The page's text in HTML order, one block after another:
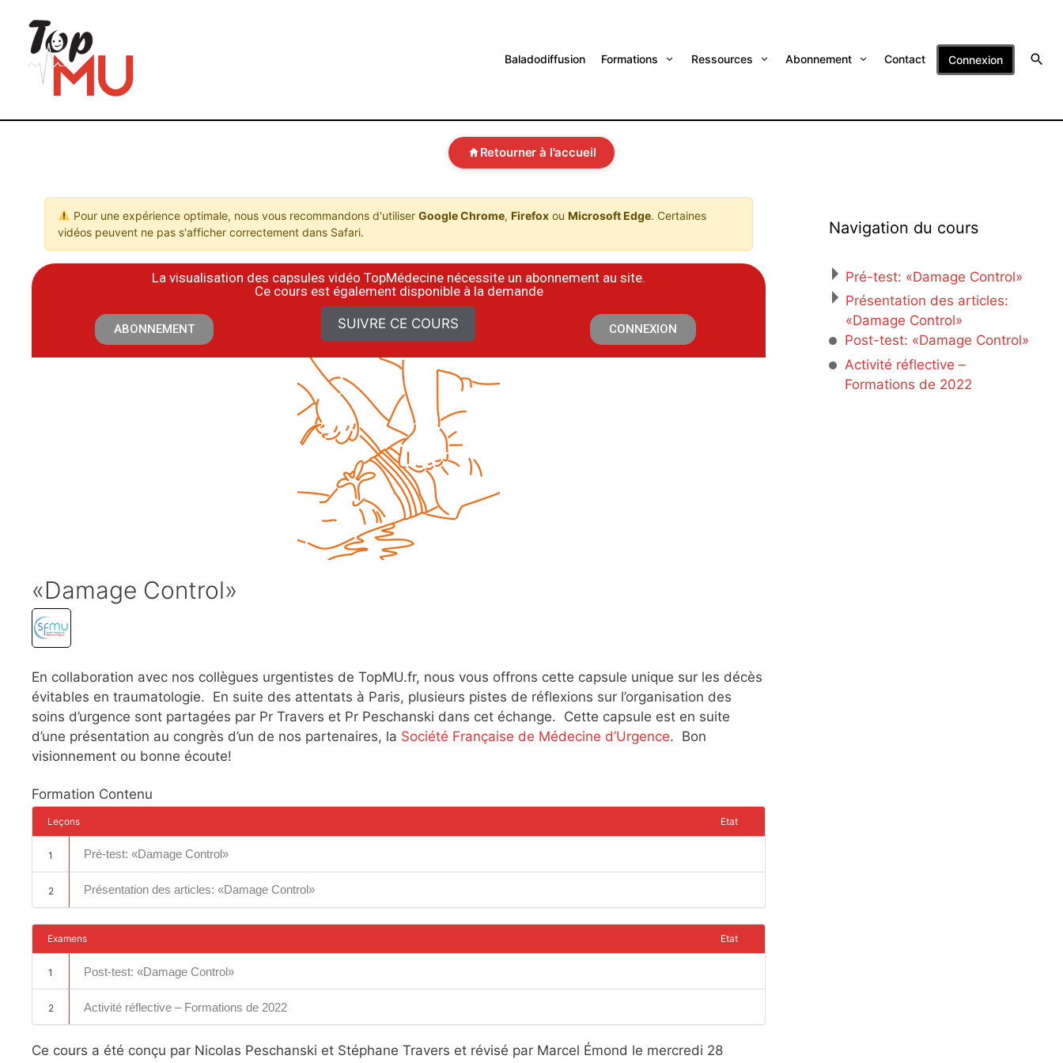
Baladodiffusion Formations Ressources Abonnement Contact Connexion
Retourner à l'accueil
Pour une expérience optimale, nous vous recommandons d'utiliser Google Chrome, Firefoxou Microsoft Edge. Certaines
vidéos peuvent ne pas s'afficher correctement dans Safari.
La visualisation des capsules vidéo TopMédecine nécessite un abonnement au site.
​Ce cours est également disponible à la demande
ABONNEMENT SUIVRE CE COURS CONNEXION
«Damage Control»
En collaboration avec nos collègues urgentistes de TopMU.fr, nous vous offrons cette capsule unique sur les décès
évitables en traumatologie. En suite des attentats à Paris, plusieurs pistes de réflexions sur l’organisation des
soins d’urgence sont partagées par Pr Travers et Pr Peschanski dans cet échange. Cette capsule est en suite
d’une présentation au congrès d’un de nos partenaires, la Société Française de Médecine d’Urgence. Bon
visionnement ou bonne écoute!
Formation Contenu
Leçons Etat
1 Pré-test: «Damage Control»
2 Présentation des articles: «Damage Control»
Examens Etat
1 Post-test: «Damage Control»
2 Activité réflective – Formations de 2022
Ce cours a été conçu par Nicolas Peschanski et Stéphane Travers et révisé par Marcel Émond le mercredi 28
Navigation du cours
Pré-test: «Damage Control»
Présentation des articles:
«Damage Control»
Post-test: «Damage Control»
Activité réflective –
Formations de 2022